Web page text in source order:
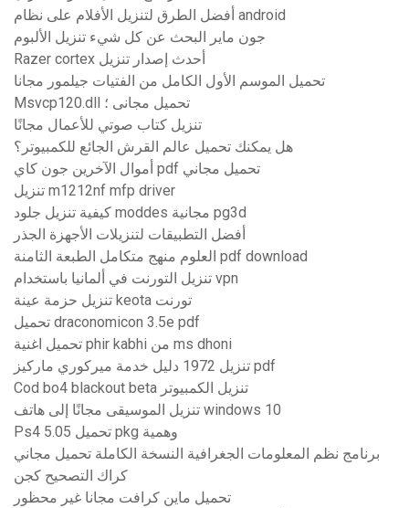
أفضل الطرق لتنزيل الأفلام على نظام android
جون ماير البحث عن كل شيء تنزيل الألبوم
Razer cortex أحدث إصدار تنزيل
تحميل الموسم الأول الكامل من الفتيات جيلمور مجانا
Msvcp120.dll تحميل مجانى ؛
تنزيل كتاب صوتي للأعمال مجانًا
هل يمكنك تحميل عالم القرش الجائع للكمبيوتر؟
أموال الآخرين جون كاي pdf تحميل مجاني
تنزيل m1212nf mfp driver
كيفية تنزيل جلود moddes مجانية pg3d
أفضل التطبيقات لتنزيلات الأجهزة الجذر
العلوم منهج متكامل الطبعة الثامنة pdf download
تنزيل التورنت في ألمانيا باستخدام vpn
تنزيل حزمة عينة keota تورنت
تحميل draconomicon 3.5e pdf
تحميل اغنية phir kabhi من ms dhoni
تنزيل 1972 دليل خدمة ميركوري ماركيز pdf
Cod bo4 blackout beta تنزيل الكمبيوتر
تنزيل الموسيقى مجانًا إلى هاتف windows 10
Ps4 5.05 تحميل pkg وهمية
برنامج نظم المعلومات الجغرافية النسخة الكاملة تحميل مجاني
كراك التصحيح كجن
تحميل ماين كرافت مجانا غير محظور